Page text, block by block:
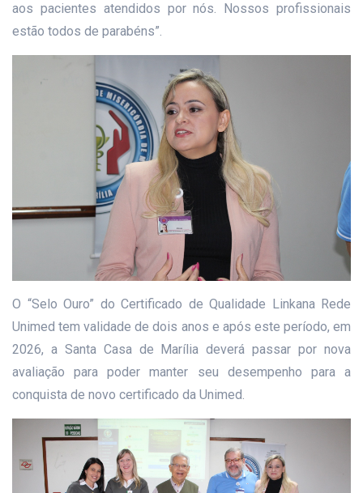
aos pacientes atendidos por nós. Nossos profissionais
estão todos de parabéns”.
O “Selo Ouro” do Certificado de Qualidade Linkana Rede
Unimed tem validade de dois anos e após este período, em
2026, a Santa Casa de Marília deverá passar por nova
avaliação para poder manter seu desempenho para a
conquista de novo certificado da Unimed.